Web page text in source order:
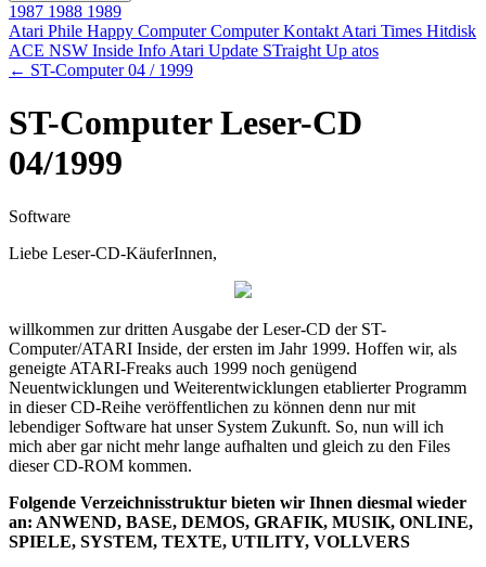
1987 1988 1989
Atari Phile Happy ComputerComputer Kontakt Atari Times Hitdisk
ACE NSW Inside Info Atari Update STraight Up atos
← ST-Computer 04 / 1999
ST-Computer Leser-CD
04/1999
Software
Liebe Leser-CD-KäuferInnen,
willkommen zur dritten Ausgabe der Leser-CD der ST-
Computer/ATARI Inside, der ersten im Jahr 1999. Hoffen wir, als
geneigte ATARI-Freaks auch 1999 noch genügend
Neuentwicklungen und Weiterentwicklungen etablierter Programm
in dieser CD-Reihe veröffentlichen zu können denn nur mit
lebendiger Software hat unser System Zukunft. So, nun will ich
mich aber gar nicht mehr lange aufhalten und gleich zu den Files
dieser CD-ROM kommen.
Folgende Verzeichnisstruktur bieten wir Ihnen diesmal wieder
an: ANWEND, BASE, DEMOS, GRAFIK, MUSIK, ONLINE,
SPIELE, SYSTEM, TEXTE, UTILITY, VOLLVERS